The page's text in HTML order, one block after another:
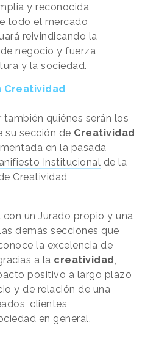
y reconocida
todo el mercado
reivindicando la
negocio y fuerza
y la sociedad.
Creatividad
quiénes serán los
su sección de Creatividad
en la pasada
Institucional de la
Creatividad
un Jurado propio y una
demás secciones que
la excelencia de
a la creatividad
positivo a largo plazo
y de relación de una
clientes,
en general.